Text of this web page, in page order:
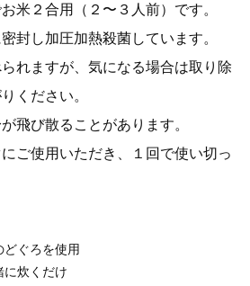
米２合用（２〜３人前）です。
封し加圧加熱殺菌しています。
られますが、気になる場合は取り除
ください。
飛び散ることがあります。
にご使用いただき、１回で使い切っ
ぐろを使用
炊くだけ